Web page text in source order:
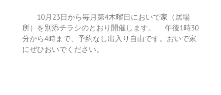
10月23日から毎月第4木曜日においで家（居場
所）を別添チラシのとおり開催します。 午後1時30
分から4時まで、予約なし出入り自由です。おいで家
にぜひおいでください。